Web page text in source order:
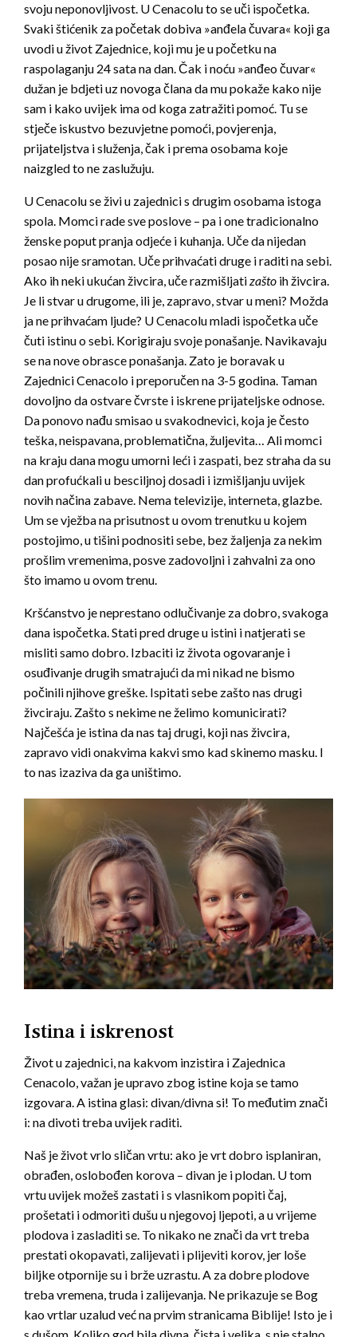
svoju neponovljivost. U Cenacolu to se uči ispočetka.
Svaki štićenik za početak dobiva »anđela čuvara« koji ga
uvodi u život Zajednice, koji mu je u početku na
raspolaganju 24 sata na dan. Čak i noću »anđeo čuvar«
dužan je bdjeti uz novoga člana da mu pokaže kako nije
sam i kako uvijek ima od koga zatražiti pomoć. Tu se
stječe iskustvo bezuvjetne pomoći, povjerenja,
prijateljstva i služenja, čak i prema osobama koje
naizgled to ne zaslužuju.
U Cenacolu se živi u zajednici s drugim osobama istoga
spola. Momci rade sve poslove – pa i one tradicionalno
ženske poput pranja odjeće i kuhanja. Uče da nijedan
posao nije sramotan. Uče prihvaćati druge i raditi na sebi.
Ako ih neki ukućan živcira, uče razmišljatizašto ih živcira.
Je li stvar u drugome, ili je, zapravo, stvar u meni? Možda
ja ne prihvaćam ljude? U Cenacolu mladi ispočetka uče
čuti istinu o sebi. Korigiraju svoje ponašanje. Navikavaju
se na nove obrasce ponašanja. Zato je boravak u
Zajednici Cenacolo i preporučen na 3-5 godina. Taman
dovoljno da ostvare čvrste i iskrene prijateljske odnose.
Da ponovo nađu smisao u svakodnevici, koja je često
teška, neispavana, problematična, žuljevita… Ali momci
na kraju dana mogu umorni leći i zaspati, bez straha da su
dan profućkali u besciljnoj dosadi i izmišljanju uvijek
novih načina zabave. Nema televizije, interneta, glazbe.
Um se vježba na prisutnost u ovom trenutku u kojem
postojimo, u tišini podnositi sebe, bez žaljenja za nekim
prošlim vremenima, posve zadovoljni i zahvalni za ono
što imamo u ovom trenu.
Kršćanstvo je neprestano odlučivanje za dobro, svakoga
dana ispočetka. Stati pred druge u istini i natjerati se
misliti samo dobro. Izbaciti iz života ogovaranje i
osuđivanje drugih smatrajući da mi nikad ne bismo
počinili njihove greške. Ispitati sebe zašto nas drugi
živciraju. Zašto s nekime ne želimo komunicirati?
Najčešća je istina da nas taj drugi, koji nas živcira,
zapravo vidi onakvima kakvi smo kad skinemo masku. I
to nas izaziva da ga uništimo.
Istina i iskrenost
Život u zajednici, na kakvom inzistira i Zajednica
Cenacolo, važan je upravo zbog istine koja se tamo
izgovara. A istina glasi: divan/divna si! To međutim znači
i: na divoti treba uvijek raditi.
Naš je život vrlo sličan vrtu: ako je vrt dobro isplaniran,
obrađen, oslobođen korova – divan je i plodan. U tom
vrtu uvijek možeš zastati i s vlasnikom popiti čaj,
prošetati i odmoriti dušu u njegovoj ljepoti, a u vrijeme
plodova i zasladiti se. To nikako ne znači da vrt treba
prestati okopavati, zalijevati i plijeviti korov, jer loše
biljke otpornije su i brže uzrastu. A za dobre plodove
treba vremena, truda i zalijevanja. Ne prikazuje se Bog
kao vrtlar uzalud već na prvim stranicama Biblije! Isto je i